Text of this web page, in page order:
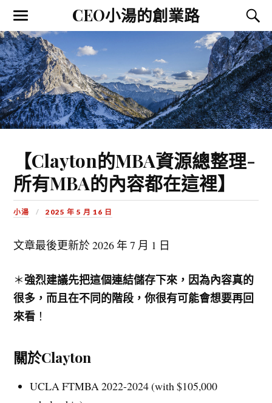
CEO小湯的創業路
【Clayton的MBA資源總整理-
所有MBA的內容都在這裡】
小湯 2025 年 5 月 16 日
文章最後更新於2026 年 7 月 1 日
＊強烈建議先把這個連結儲存下來，因為內容真的
很多，而且在不同的階段，你很有可能會想要再回
來看 ！
關於Clayton
UCLA FTMBA 2022-2024 (with $105,000